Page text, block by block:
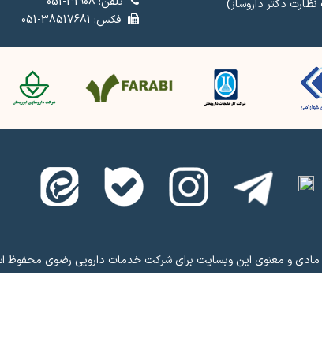
دکتر داروساز)
فکس: 38517681-051
و معنوی این وبسایت برای شرکت خدمات دارویی رضوی محفوظ